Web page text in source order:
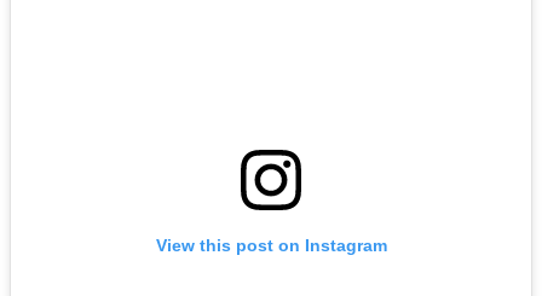
View this post on Instagram